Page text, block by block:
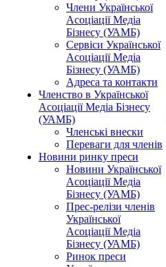
Члени Української
Асоціації Медіа
Бізнесу (УАМБ)
Сервіси Української
Асоціації Медіа
Бізнесу (УАМБ)
Адреса та контакти
Членство в Української
Асоціації Медіа Бізнесу
(УАМБ)
Членські внески
Переваги для членів
Новини ринку преси
Новини Української
Асоціації Медіа
Бізнесу (УАМБ)
Прес-релізи членів
Української
Асоціації Медіа
Бізнесу (УАМБ)
Ринок преси